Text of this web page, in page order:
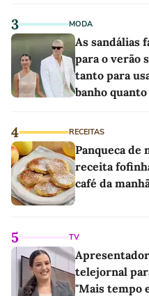
3 MODA
As sandálias
para o verão
tanto para
banho
4 RECEITAS
Panqueca de
receita
café da
5 TV
telejornal
"Mais tempo